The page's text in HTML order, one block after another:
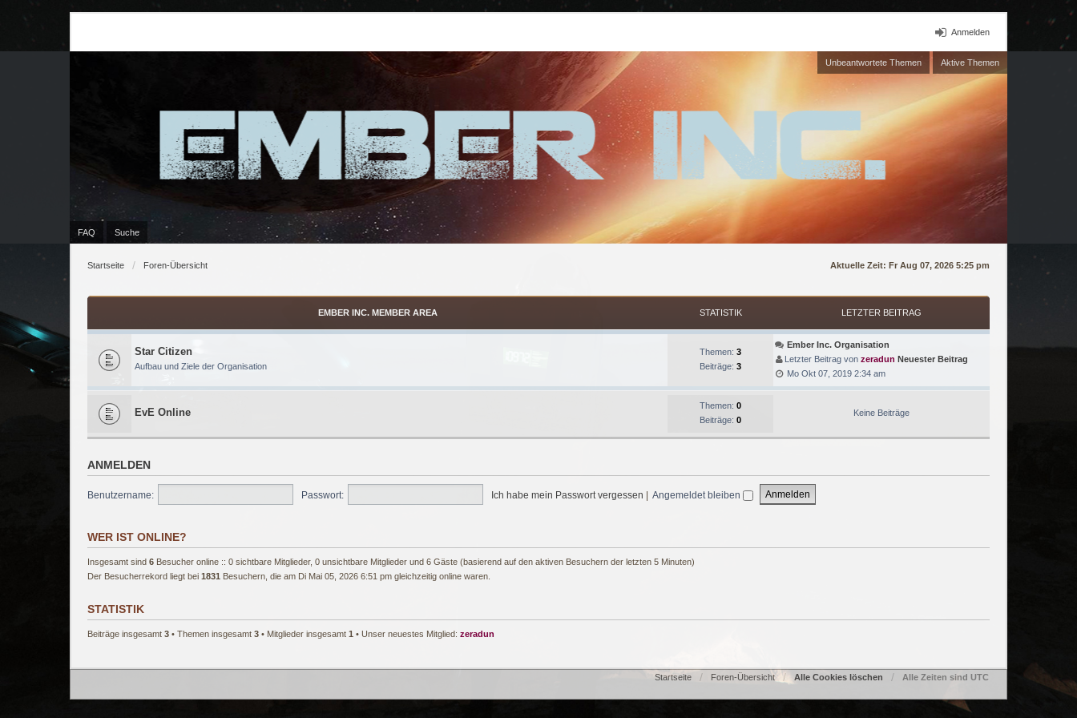
Anmelden
Unbeantwortete Themen Aktive Themen
FAQ Suche
Aktuelle Zeit: Fr Aug 07, 2026 5:25 pm
Startseite Foren-Übersicht
EMBER INC. MEMBER AREA STATISTIK LETZTER BEITRAG
Star Citizen
Aufbau und Ziele der Organisation
Themen: 3
Beiträge: 3
Ember Inc. Organisation
Letzter Beitrag vonzeradun Neuester Beitrag
Mo Okt 07, 2019 2:34 am
EvE Online
Themen: 0
Beiträge: 0
Keine Beiträge
ANMELDEN
Benutzername: Passwort: Ich habe mein Passwort vergessen Angemeldet bleiben
WER IST ONLINE?
Insgesamt sind 6 Besucher online :: 0 sichtbare Mitglieder, 0 unsichtbare Mitglieder und 6 Gäste (basierend auf den aktiven Besuchern der letzten 5 Minuten)
Der Besucherrekord liegt bei 1831 Besuchern, die am Di Mai 05, 2026 6:51 pm gleichzeitig online waren.
STATISTIK
Beiträge insgesamt 3 • Themen insgesamt 3 • Mitglieder insgesamt 1 • Unser neuestes Mitglied: zeradun
Startseite Foren-Übersicht Alle Cookies löschen Alle Zeiten sind UTC